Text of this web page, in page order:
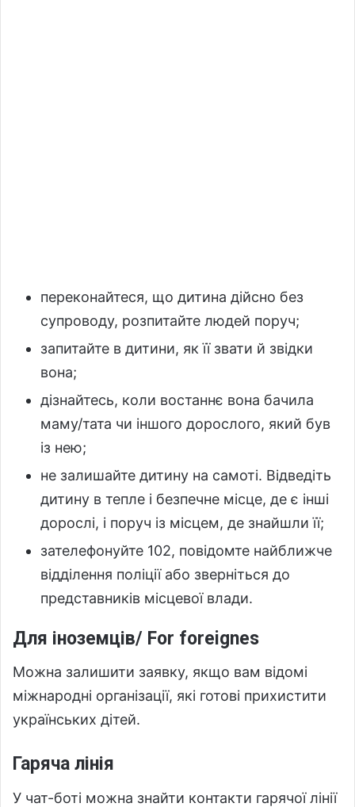
переконайтеся, що дитина дійсно без
супроводу, розпитайте людей поруч;
запитайте в дитини, як її звати й звідки
вона;
дізнайтесь, коли востаннє вона бачила
маму/тата чи іншого дорослого, який був
із нею;
не залишайте дитину на самоті. Відведіть
дитину в тепле і безпечне місце, де є інші
дорослі, і поруч із місцем, де знайшли її;
зателефонуйте 102, повідомте найближче
відділення поліції або зверніться до
представників місцевої влади.
Для іноземців/ For foreignes
Можна залишити заявку, якщо вам відомі
міжнародні організації, які готові прихистити
українських дітей.
Гаряча лінія
У чат-боті можна знайти контакти гарячої лінії